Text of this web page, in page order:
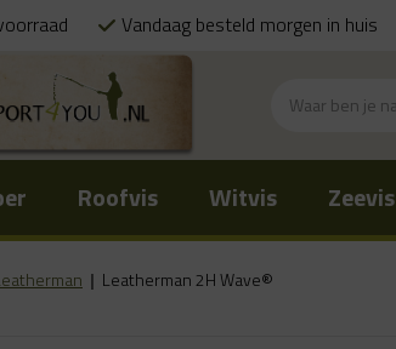
Vandaag besteld morgen in huis
Roofvis Witvis Zeevis
| Leatherman 2H Wave®